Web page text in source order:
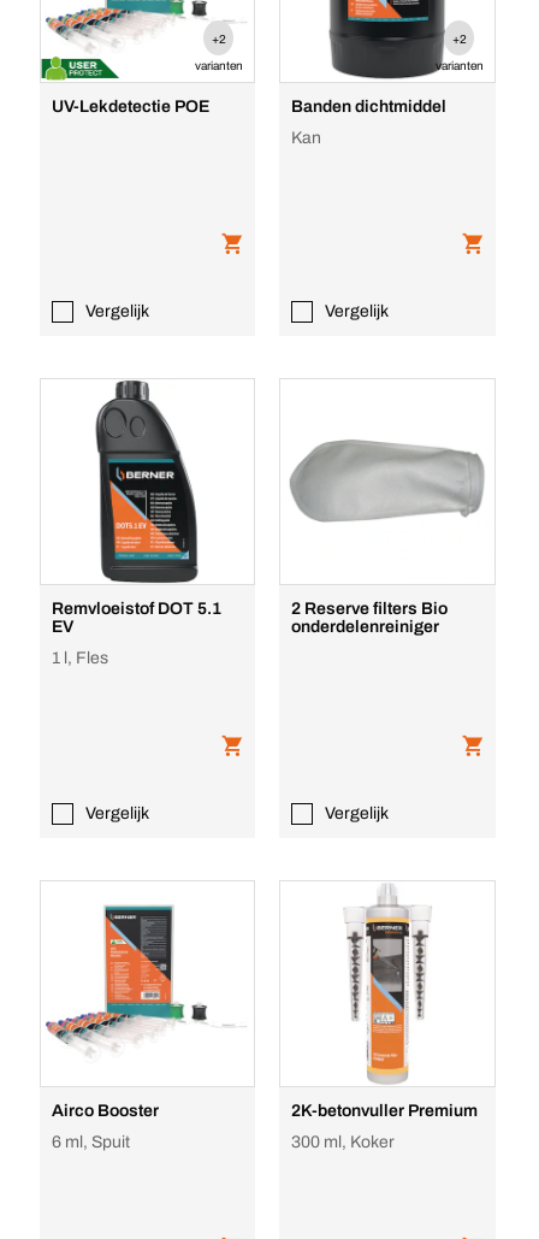
+2
varianten
UV-Lekdetectie POE
Vergelijk
+2
varianten
Banden dichtmiddel
Kan
Vergelijk
Remvloeistof DOT 5.1
EV
1 l, Fles
Vergelijk
2 Reserve filters Bio
onderdelenreiniger
Vergelijk
Airco Booster
6 ml, Spuit
2K-betonvuller Premium
300 ml, Koker